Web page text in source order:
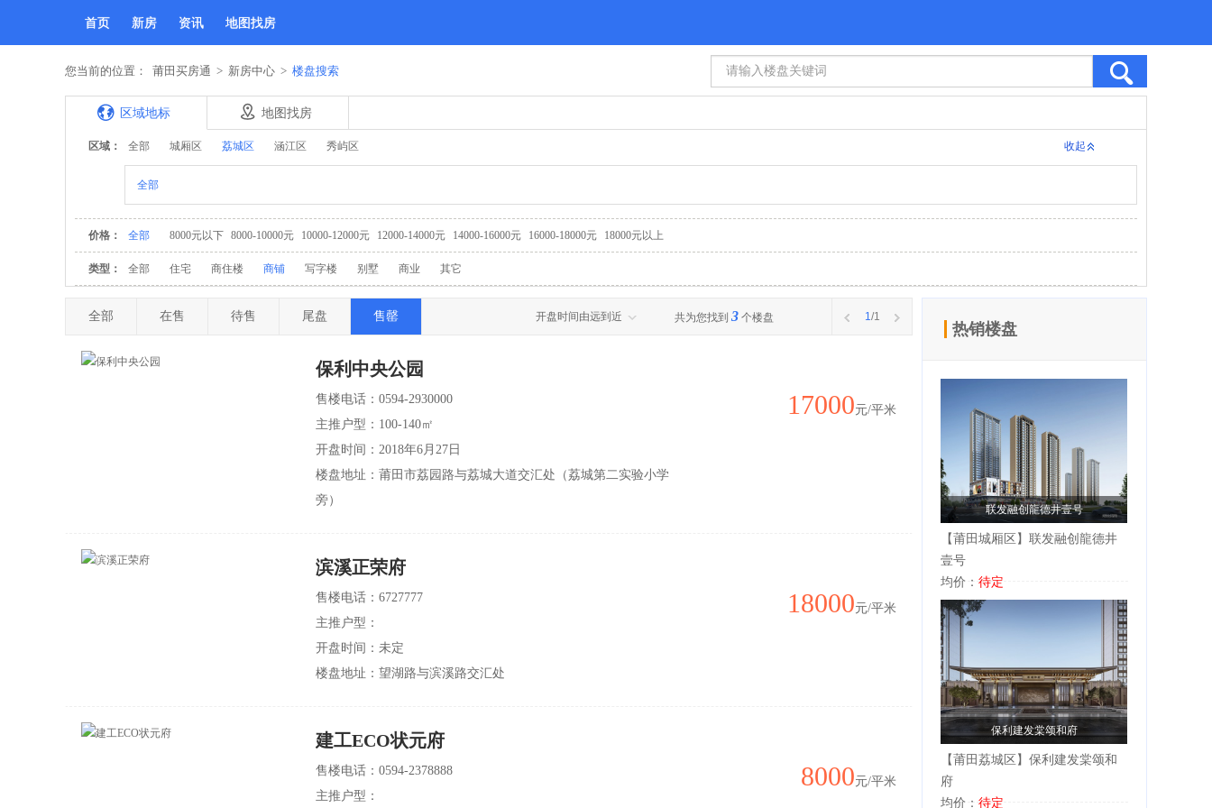
首页 新房 资讯 地图找房
您当前的位置： 莆田买房通 > 新房中心 > 楼盘搜索
区域地标 地图找房
区域： 收起
全部 城厢区 荔城区 涵江区 秀屿区
全部
价格： 全部 8000元以下 8000-10000元 10000-12000元 12000-14000元 14000-16000元 16000-18000元 18000元以上
类型： 全部 住宅 商住楼 商铺 写字楼 别墅 商业 其它
全部 在售 待售 尾盘 售罄 开盘时间由远到近 共为您找到 3 个楼盘 1/1
保利中央公园
售楼电话：0594-2930000
主推户型： 100-140㎡
开盘时间：2018年6月27日
楼盘地址：莆田市荔园路与荔城大道交汇处（荔城第二实验小学
旁）
17000元/平米
滨溪正荣府
售楼电话：6727777
主推户型：
开盘时间：未定
楼盘地址：望湖路与滨溪路交汇处
18000元/平米
建工ECO状元府
售楼电话：0594-2378888
主推户型：
8000元/平米
热销楼盘
联发融创龍德井壹号
【莆田城厢区】联发融创龍德井
壹号
均价： 待定
保利建发棠颂和府
【莆田荔城区】保利建发棠颂和
府
均价： 待定